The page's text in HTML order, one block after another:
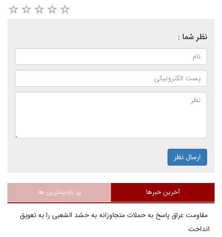
نظر شما :
ارسال نظر
آخرین خبرها پر بازدیدترین ها
مقاومت عراق پاسخ به حملات متجاوزانه به حشد الشعبی را به تعویق
انداخت